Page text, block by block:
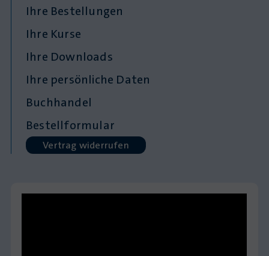
Ihre Bestellungen
Ihre Kurse
Ihre Downloads
Ihre persönliche Daten
Buchhandel
Bestellformular
Vertrag widerrufen